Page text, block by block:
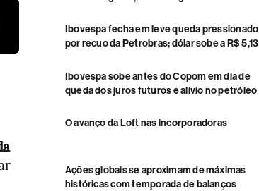
Ibovespa fecha em leve queda pressionado
por recuo da Petrobras; dólar sobe a R$ 5,13
Ibovespa sobe antes do Copom em dia de
queda dos juros futuros e alívio no petróleo
O avanço da Loft nas incorporadoras
Ações globais se aproximam de máximas
históricas com temporada de balanços